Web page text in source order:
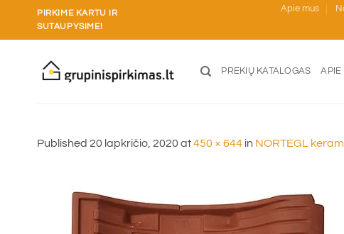
content
PIRKIME KARTU IR
SUTAUPYSIME!
Apie mus
PREKIŲ KATALOGAS APIE
Published 20 lapkričio, 2020 at450 × 644 in NORTEGL